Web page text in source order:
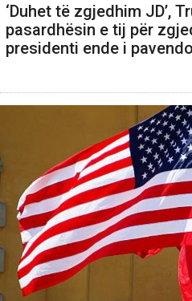
‘Duhet të zgjedhim JD’,
pasardhësin e tij për
presidenti ende i